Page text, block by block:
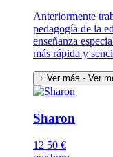
Anteriormente
pedagogía de la
enseñanza
más rápida y
+ Ver más - Ver
Sharon
12 50 €